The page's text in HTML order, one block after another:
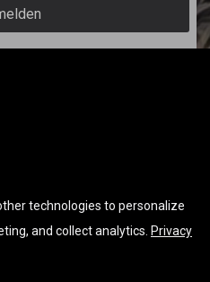
Termin mit uns im
Wir sind für Dich
technologies to personalize
and collect analytics. Privacy